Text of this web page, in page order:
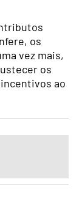
os
vez mais,
os
ao